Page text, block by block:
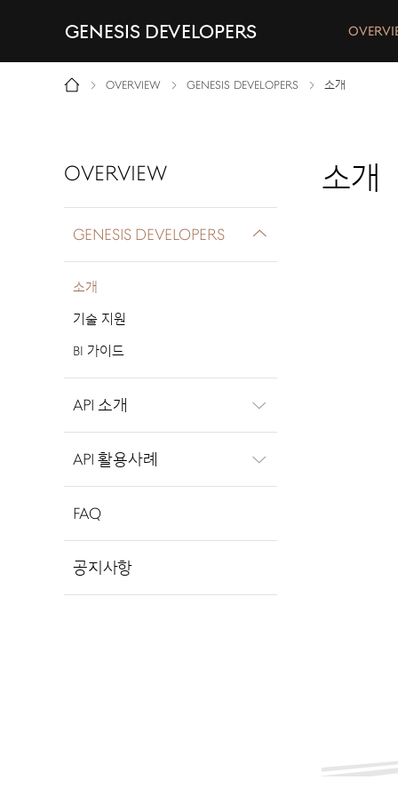
OVERVIEW GENESIS DEVELOPERS 소개
OVERVIEW
GENESIS DEVELOPERS
소개
기술 지원
BI 가이드
API 소개
API 활용사례
FAQ
공지사항
소개